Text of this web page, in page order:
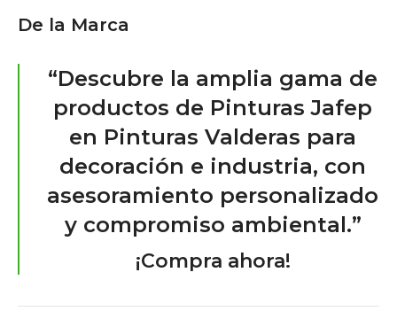
De la Marca
“Descubre la amplia gama de
productos de Pinturas Jafep
en Pinturas Valderas para
decoración e industria, con
asesoramiento personalizado
y compromiso ambiental.”
¡Compra ahora!